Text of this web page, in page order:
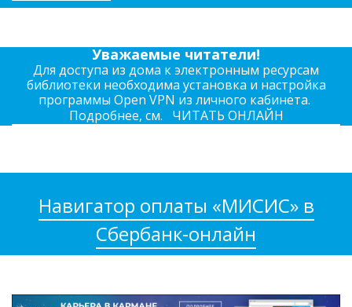
Уважаемые читатели!
Для доступа из дома к электронным ресурсам
библиотеки необходима установка и настройка
программы Open VPN из личного кабинета.
Подробнее, см. ЧИТАТЬ ОНЛАЙН
Навигатор оплаты «МИСИС» в
Сбербанк-онлайн